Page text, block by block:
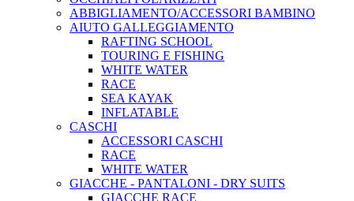
ABBIGLIAMENTO/ACCESSORI BAMBINO
AIUTO GALLEGGIAMENTO
RAFTING SCHOOL
TOURING E FISHING
WHITE WATER
RACE
SEA KAYAK
INFLATABLE
CASCHI
ACCESSORI CASCHI
RACE
WHITE WATER
GIACCHE - PANTALONI - DRY SUITS
GIACCHE RACE